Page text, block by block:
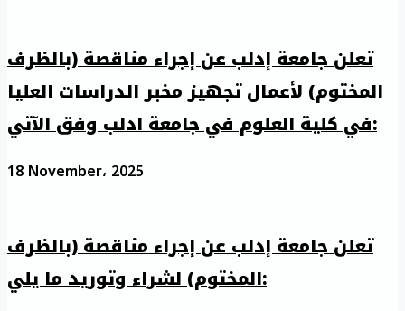
تعلن جامعة إدلب عن إجراء مناقصة (بالظرف
المختوم) لأعمال تجهيز مخبر الدراسات العليا
في كلية العلوم في جامعة ادلب وفق الآتي:
18 November، 2025
تعلن جامعة إدلب عن إجراء مناقصة (بالظرف
المختوم) لشراء وتوريد ما يلي: